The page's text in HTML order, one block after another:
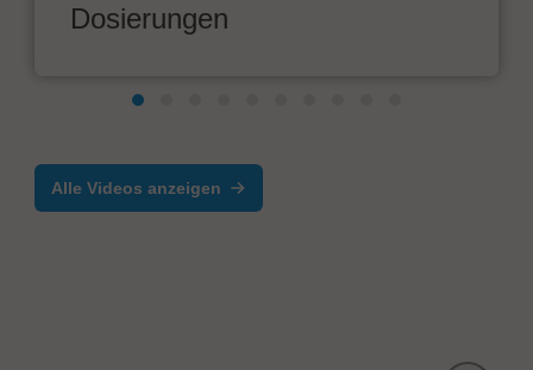
Dosierungen
Alle Videos anzeigen